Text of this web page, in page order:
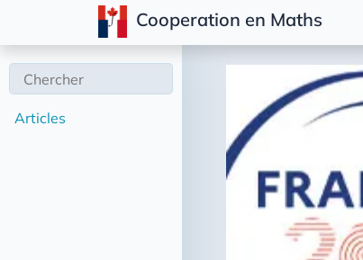
Cooperation en Maths
Articles